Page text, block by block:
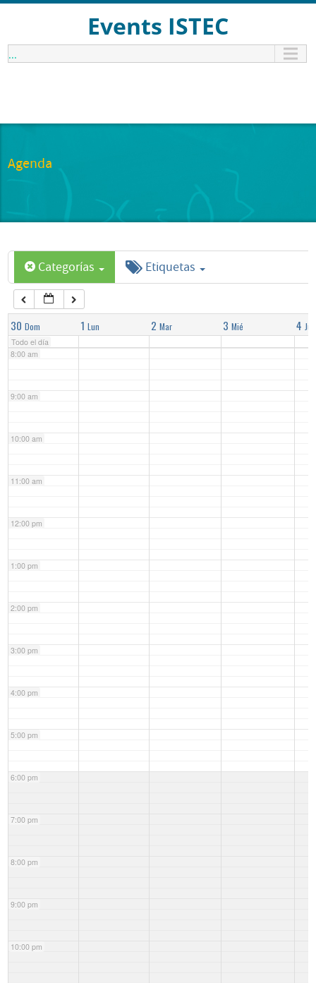
Events ISTEC
...
Agenda
Categorías Etiquetas
30 Dom 1 Lun 2 Mar 3 Mié 4 Jue
Todo el día
1:00 am
6:00 am
7:00 am
8:00 am
9:00 am
10:00 am
11:00 am
12:00 pm
1:00 pm
2:00 pm
3:00 pm
4:00 pm
5:00 pm
6:00 pm
7:00 pm
8:00 pm
9:00 pm
10:00 pm